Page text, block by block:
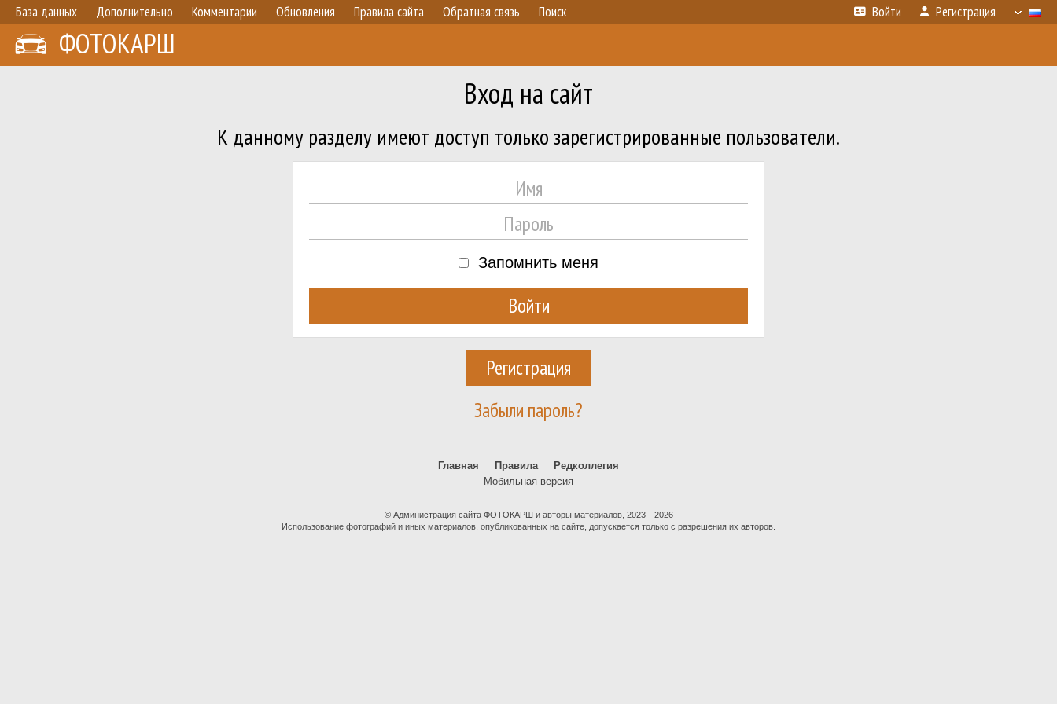
База данных Дополнительно Комментарии Обновления Правила сайта Обратная связь Поиск Войти Регистрация
ФОТОКАРШ
Вход на сайт
К данному разделу имеют доступ только зарегистрированные пользователи.
Запомнить меня
Регистрация
Забыли пароль?
Главная Правила
Редколлегия
Мобильная версия
© Администрация сайта ФОТОКАРШ и авторы материалов, 2023—2026
Использование фотографий и иных материалов, опубликованных на сайте, допускается только с разрешения их авторов.